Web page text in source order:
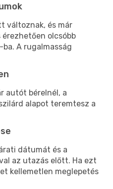
változnak, és már
érezhetően olcsóbb
A rugalmasság
autót bérelnél, a
alapot teremtesz a
dátumát és a
az utazás előtt. Ha ezt
kellemetlen meglepetés